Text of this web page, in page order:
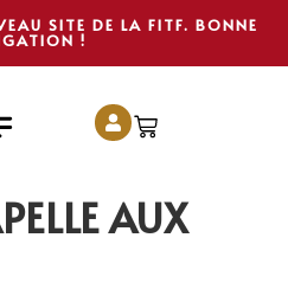
SITE DE LA FITF. BONNE
!
AUX